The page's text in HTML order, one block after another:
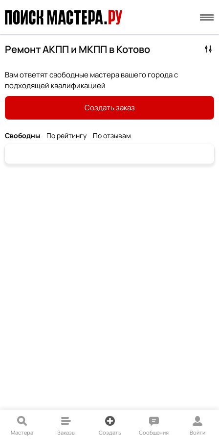
Ремонт АКПП и МКПП в Котово
Вам ответят свободные мастера вашего города с
подходящей квалификацией
Создать заказ
Свободны По рейтингу По отзывам
Мастера Заказы Создать Сообщения Войти